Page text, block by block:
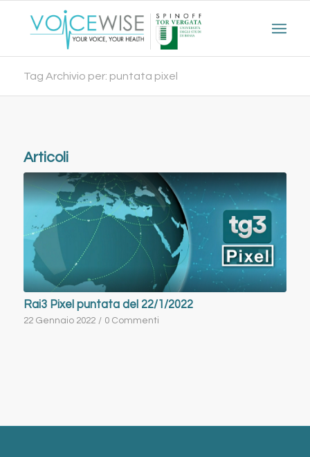
Tag Archivio per: puntata pixel
Articoli
Rai3 Pixel puntata del 22/1/2022
22 Gennaio 2022 / 0 Commenti